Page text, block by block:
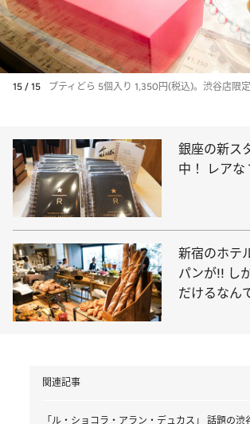
15 / 15 プティどら 5個入り 1,350円(税込)。渋谷店限定
銀座の新ス
中！ レアな
新宿のホテ
パンが!! し
だけるなん
関連記事
「ル・ショコラ・アラン・デュカス」 話題の渋